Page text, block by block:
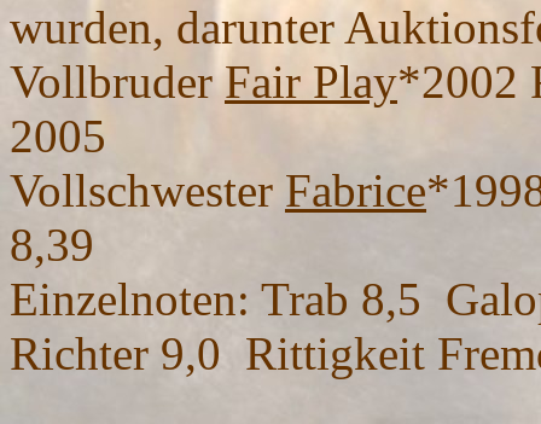
wurden, darunter
VollbruderFair Play*2002
2005
Vollschwester Fabrice
8,39
Einzelnoten: Trab 8,5
Richter 9,0 Rittigkeit